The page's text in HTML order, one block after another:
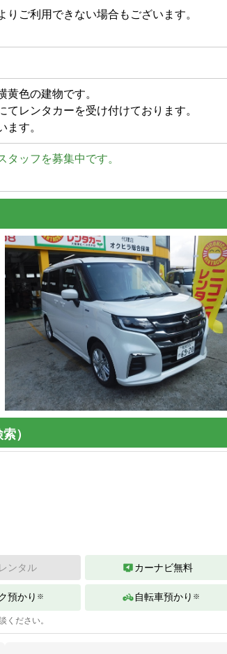
りご利用できない場合もございます。
黄色の建物です。
てレンタカーを受け付けております。
ます。
タッフを募集中です。
）
ンタル カーナビ無料
預かり ※ 自転車預かり ※
ください。